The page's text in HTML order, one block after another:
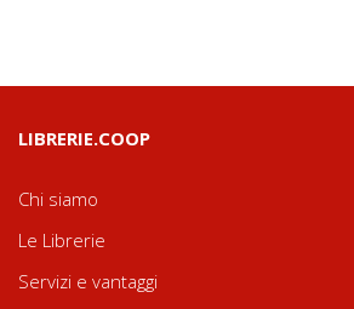
LIBRERIE.COOP
Chi siamo
Le Librerie
Servizi e vantaggi